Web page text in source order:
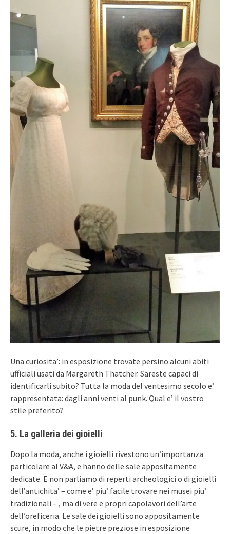
Una curiosita’: in esposizione trovate persino alcuni abiti
ufficiali usati da Margareth Thatcher. Sareste capaci di
identificarli subito? Tutta la moda del ventesimo secolo e’
rappresentata: dagli anni venti al punk. Qual e’ il vostro
stile preferito?
5. La galleria dei gioielli
Dopo la moda, anche i gioielli rivestono un’importanza
particolare al V&A, e hanno delle sale appositamente
dedicate. E non parliamo di reperti archeologici o di gioielli
dell’antichita’ – come e’ piu’ facile trovare nei musei piu’
tradizionali – , ma di vere e propri capolavori dell’arte
dell’oreficeria. Le sale dei gioielli sono appositamente
scure, in modo che le pietre preziose in esposizione